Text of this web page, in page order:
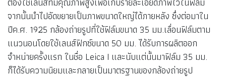
ออสการ์ บาร์นัก
คิดค้นกล้อง Leica I ขนาด 35 มม.